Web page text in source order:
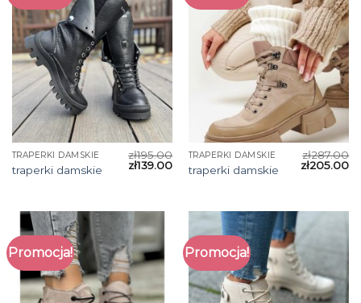
TRAPERKI DAMSKIE
traperki damskie
zł195.00
zł139.00
TRAPERKI DAMSKIE
traperki damskie
zł287.00
zł205.00
Promocja! Promocja!